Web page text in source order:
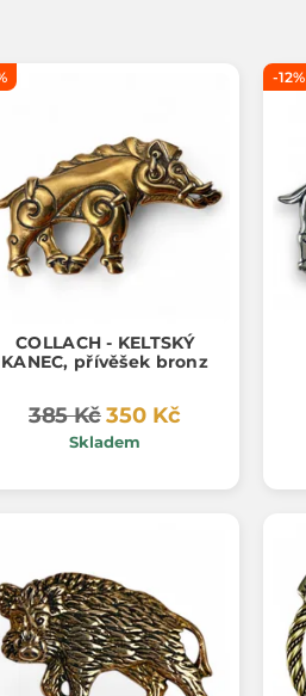
COLLACH - KELTSKÝ
KANEC, přívěšek bronz
385 Kč350 Kč
Skladem
-12%